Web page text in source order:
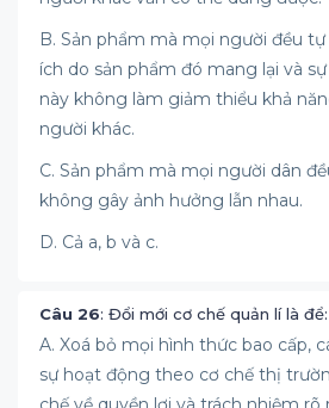
B. Sản phẩm mà mọi người đều
ích do sản phẩm đó mang lại và
này không làm giảm thiểu khả
người khác.
C. Sản phẩm mà mọi người dân
không gây ảnh hưởng lẫn nhau.
D. Cả a, b và c.
Câu 26: Đổi mới cơ chế quản lí là để:
A. Xoá bỏ mọi hình thức bao cấp,
sự hoạt động theo cơ chế thị